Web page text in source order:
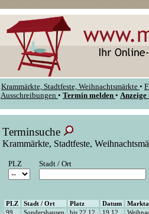
Krammärkte, Stadtfeste, Weihnachtsmärkte •
Ausschreibungen • Termin melden •
Terminsuche
Krammärkte, Stadtfeste,
PLZ Stadt / Ort
PLZ Stadt / Ort Platz Datum
99
Sondershausen bis 22.12. 19.12